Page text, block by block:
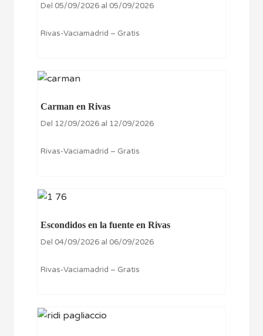
Del 05/09/2026 al 05/09/2026
Rivas-Vaciamadrid – Gratis
Carman en Rivas
Del 12/09/2026 al 12/09/2026
Rivas-Vaciamadrid – Gratis
Escondidos en la fuente en Rivas
Del 04/09/2026 al 06/09/2026
Rivas-Vaciamadrid – Gratis